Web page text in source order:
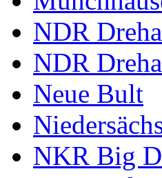
NDR
NDR
Neue Bult
NKR Big